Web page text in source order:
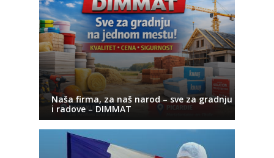
Naša firma, za naš narod – sve za gradnju
i radove – DIMMAT